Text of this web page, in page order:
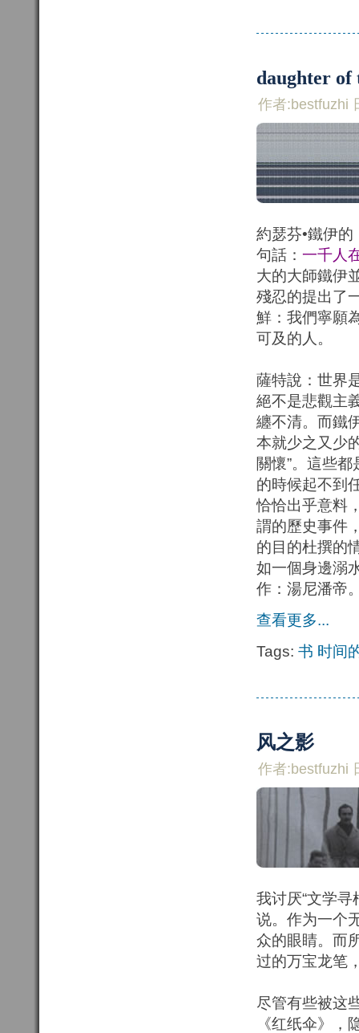
daughter of
作者:bestfuzhi
約瑟芬•鐵伊
句話： 一千人
大的大師鐵伊
殘忍的提出了
鮮：我們寧願
可及的人。
薩特說：世界
絕不是悲觀主
纏不清。而鐵
本就少之又少
關懷”。這些
的時候起不到
恰恰出乎意料
謂的歷史事件
的目的杜撰的
如一個身邊溺
作：湯尼潘帝
查看更多...
Tags: 书 时间
风之影
作者:bestfuzhi
我讨厌“文学
说。作为一个
众的眼睛。而
过的万宝龙笔
尽管有些被这
《红纸伞》